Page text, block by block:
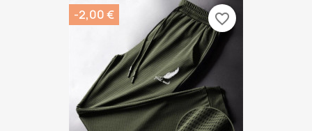
-2,00 € favorite_border